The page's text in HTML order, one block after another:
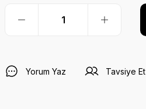
Yorum Yaz Tavsiye Et